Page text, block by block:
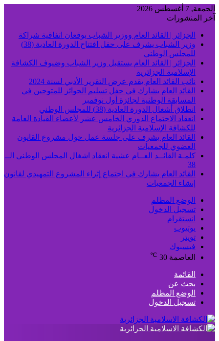
الجمعة, 7 أغسطس 2026
آخر المنشورات
الجزائر | القائد العام ووزير الشباب يوقعان اتفاقية شراكة
وزير الشباب يشرف على حفل افتتاح الدورة العادية (38)
للمجلس الوطني
الجزائر | القائد العام يستقبل وزير الشباب وضيوف الكشافة
الإسلامية الجزائرية
نائب القائد العام يقدم عرض التقرير الأدبي لسنة 2024
القائد العام يشارك في حفل تسليم الجوائز للمتوجين في
المسابقة الوطنية لجائزة أول نوفمبر
انطلاق أشغال الدورة العادية (38) للمجلس الوطني
انعقاد الاجتماع الدوري الخامس عشر لأعضاء القيادة العامة
للكشافة الإسلامية الجزائرية
القائد العام يشرف على جلسة عمل حول مشروع القانون
العضوي للجمعيات
كلمـة القائــد العــام عشية انعقاد اشغال المجلس الوطني الــ
38
القائد العام يشارك في اجتماع إثراء المشروع التمهيدي لقانون
إنشاء الجمعيات
الوضع المظلم
تسجيل الدخول
انستقرام
يوتيوب
تويتر
فيسبوك
العاصمة 30
℃
القائمة
بحث عن
الوضع المظلم
تسجيل الدخول